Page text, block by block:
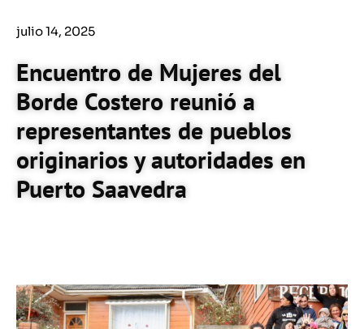
julio 14, 2025
Encuentro de Mujeres del
Borde Costero reunió a
representantes de pueblos
originarios y autoridades en
Puerto Saavedra